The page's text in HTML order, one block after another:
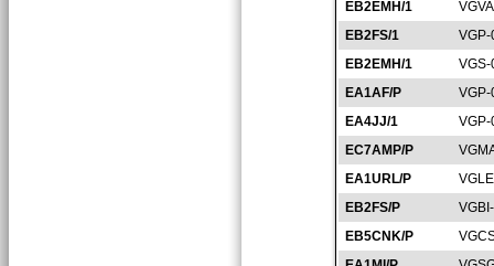
EB2EMH/1
EB2FS/1
EB2EMH/1
EA1AF/P
EA4JJ/1
EC7AMP/P
EA1URL/P
EB2FS/P
EB5CNK/P